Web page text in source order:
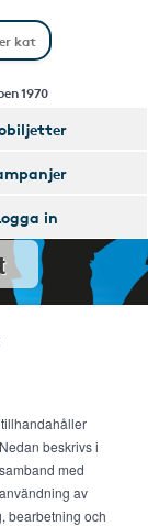
1970
in
beskrivs i
med
av
bearbetning och